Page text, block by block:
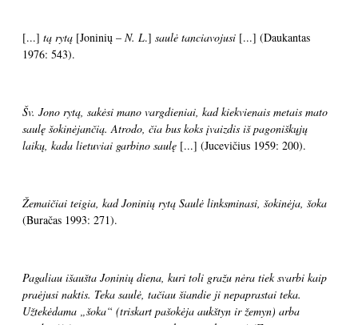
[...] tą rytą [Joninių – N. L.] saulė tanciavojusi [...] (Daukantas
1976: 543).
Šv. Jono rytą, sakėsi mano vargdieniai, kad kiekvienais metais mato
saulę šokinėjančią. Atrodo, čia bus koks įvaizdis iš pagoniškųjų
laikų, kada lietuviai garbino saulę [...] (Jucevičius 1959: 200).
Žemaičiai teigia, kad Joninių rytą Saulė linksminasi, šokinėja, šoka
(Buračas 1993: 271).
Pagaliau išaušta Joninių diena, kuri toli gražu nėra tiek svarbi kaip
praėjusi naktis. Teka saulė, tačiau šiandie ji nepaprastai teka.
Užtekėdama „šoka“ (triskart pašokėja aukštyn ir žemyn) arba